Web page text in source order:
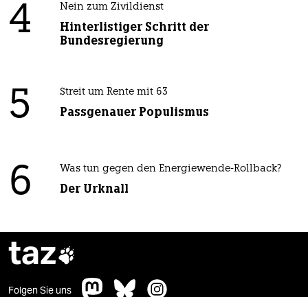
4 Nein zum Zivildienst
Hinterlistiger Schritt der
Bundesregierung
5 Streit um Rente mit 63
Passgenauer Populismus
6 Was tun gegen den Energiewende-Rollback?
Der Urknall
taz
Folgen Sie uns